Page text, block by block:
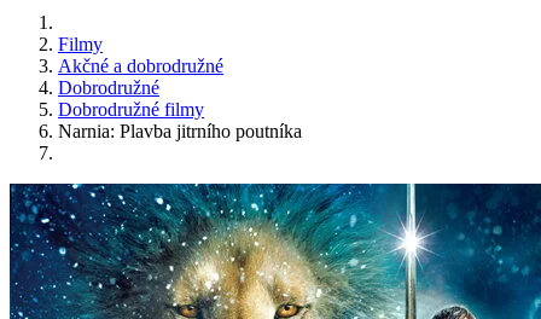
Filmy
Akčné a dobrodružné
Dobrodružné
Dobrodružné filmy
Narnia: Plavba jitrního poutníka